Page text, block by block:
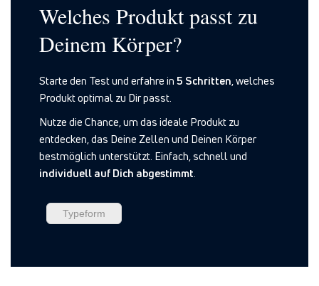
Welches Produkt passt zu
Deinem Körper?
Starte den Test und erfahre in 5 Schritten , welches
Produkt optimal zu Dir passt.
Nutze die Chance, um das ideale Produkt zu
entdecken, das Deine Zellen und Deinen Körper
bestmöglich unterstützt. Einfach, schnell und
individuell auf Dich abgestimmt
Typeform